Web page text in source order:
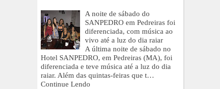
A noite de sábado do
SANPEDRO em Pedreiras foi
diferenciada, com música ao
vivo até a luz do dia raiar
A última noite de sábado no
Hotel SANPEDRO, em Pedreiras (MA), foi
diferenciada e teve música até a luz do dia
raiar. Além das quintas-feiras que t…
Continue Lendo